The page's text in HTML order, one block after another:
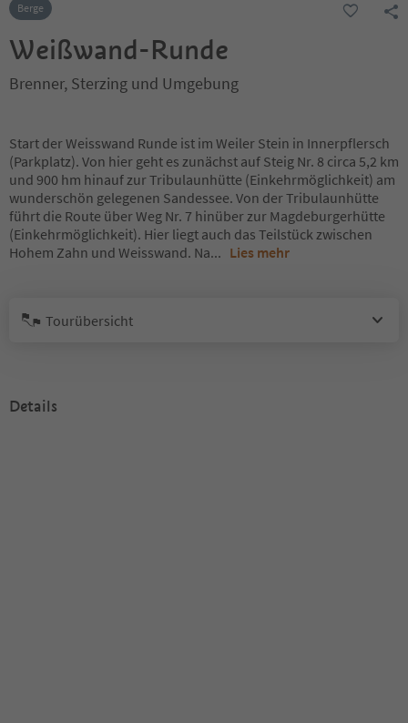
Berge
Weißwand-Runde
Brenner, Sterzing und Umgebung
Start der Weisswand Runde ist im Weiler Stein in Innerpflersch
(Parkplatz). Von hier geht es zunächst auf Steig Nr. 8 circa 5,2 km
und 900 hm hinauf zur Tribulaunhütte (Einkehrmöglichkeit) am
wunderschön gelegenen Sandessee. Von der Tribulaunhütte
führt die Route über Weg Nr. 7 hinüber zur Magdeburgerhütte
(Einkehrmöglichkeit). Hier liegt auch das Teilstück zwischen
Hohem Zahn und Weisswand. Na... Lies mehr
Tourübersicht
Details